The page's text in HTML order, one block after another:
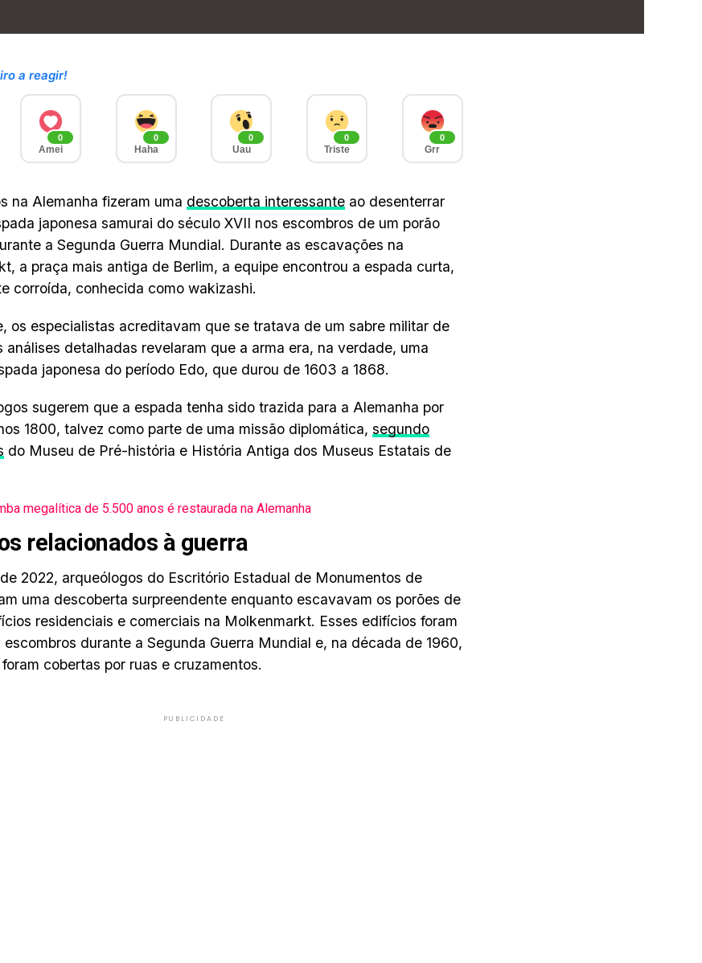
a reagir!
0
Amei
0
Haha
0
Uau
0
Triste
0
Grr
na Alemanha fizeram uma descoberta interessante ao desenterrar
japonesa samurai do século XVII nos escombros de um porão
a Segunda Guerra Mundial. Durante as escavações na
a praça mais antiga de Berlim, a equipe encontrou a espada curta,
corroída, conhecida como wakizashi.
os especialistas acreditavam que se tratava de um sabre militar de
análises detalhadas revelaram que a arma era, na verdade, uma
japonesa do período Edo, que durou de 1603 a 1868.
sugerem que a espada tenha sido trazida para a Alemanha por
1800, talvez como parte de uma missão diplomática, segundo
do Museu de Pré-história e História Antiga dos Museus Estatais de
megalítica de 5.500 anos é restaurada na Alemanha
relacionados à guerra
2022, arqueólogos do Escritório Estadual de Monumentos de
uma descoberta surpreendente enquanto escavavam os porões de
residenciais e comerciais na Molkenmarkt. Esses edifícios foram
escombros durante a Segunda Guerra Mundial e, na década de 1960,
cobertas por ruas e cruzamentos.
PUBLICIDADE